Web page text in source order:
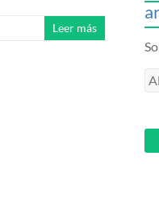
Leer más